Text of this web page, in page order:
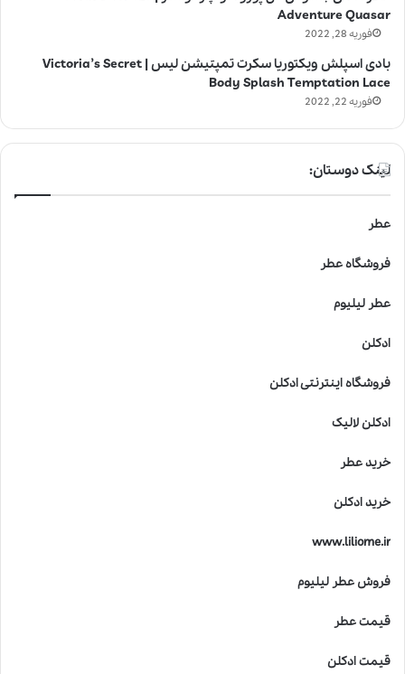
Adventure Quasar
فوریه 28, 2022
بادی اسپلش ویکتوریا سکرت تمپتیشن لیس | Victoria’s Secret
Body Splash Temptation Lace
فوریه 22, 2022
لینک دوستان:
عطر
فروشگاه عطر
عطر لیلیوم
ادکلن
فروشگاه اینترنتی ادکلن
ادکلن لالیک
خرید عطر
خرید ادکلن
www.liliome.ir
فروش عطر لیلیوم
قیمت عطر
قیمت ادکلن